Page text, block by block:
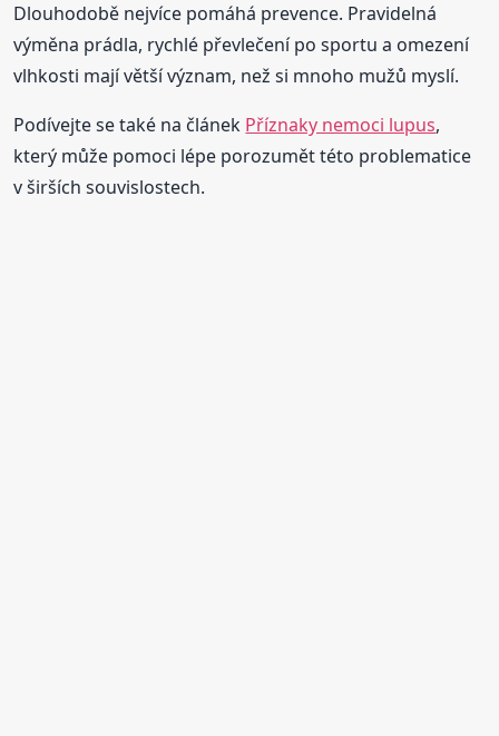
Dlouhodobě nejvíce pomáhá prevence. Pravidelná
výměna prádla, rychlé převlečení po sportu a omezení
vlhkosti mají větší význam, než si mnoho mužů myslí.
Podívejte se také na článek Příznaky nemoci lupus,
který může pomoci lépe porozumět této problematice
v širších souvislostech.